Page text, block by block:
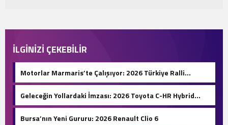
İLGİNİZİ ÇEKEBİLİR
Motorlar Marmaris’te Çalışıyor: 2026 Türkiye Ralli
Şampiyonası Başlıyor!
Geleceğin Yollardaki İmzası: 2026 Toyota C-HR Hybrid
Hakkında Her Şey!
Bursa’nın Yeni Gururu: 2026 Renault Clio 6